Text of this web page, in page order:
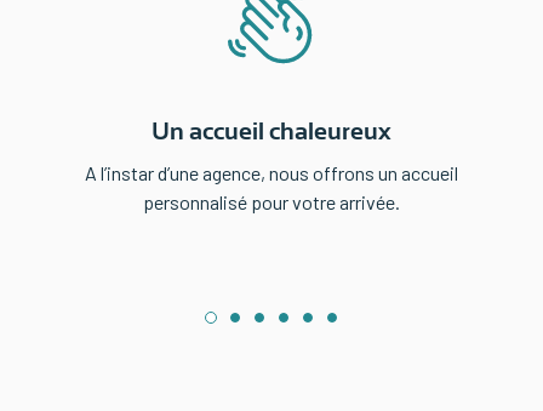
Un accueil chaleureux
A l’instar d’une agence, nous offrons un accueil
personnalisé pour votre arrivée.
1 2 3 4 5 6